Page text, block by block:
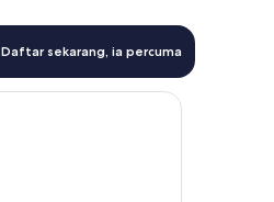
Daftar sekarang, ia percuma